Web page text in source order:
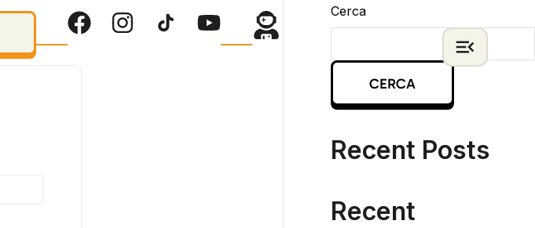
Cerca
CERCA
Recent Posts
Recent